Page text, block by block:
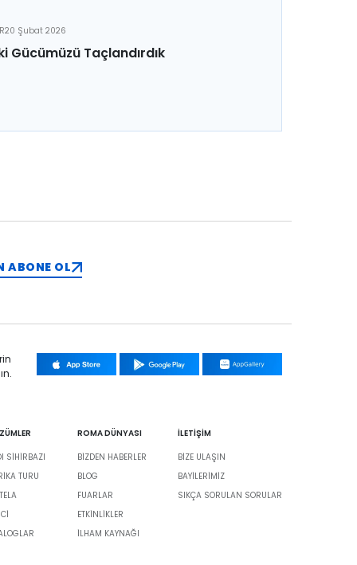
20 Şubat 2026
Gücümüzü Taçlandırdık
ABONE OL
SİHİRBAZI
TURU
ROMA DÜNYASI
BIZDEN HABERLER
BLOG
FUARLAR
ETKINLIKLER
İLHAM KAYNAĞI
İLETİŞİM
BIZE ULAŞIN
BAYILERIMIZ
SIKÇA SORULAN SORULAR